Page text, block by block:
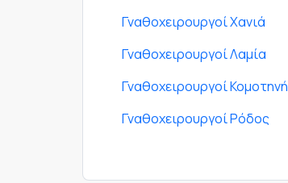
Γναθοχειρουργοί Χανιά
Γναθοχειρουργοί Λαμία
Γναθοχειρουργοί Κομοτηνή
Γναθοχειρουργοί Ρόδος